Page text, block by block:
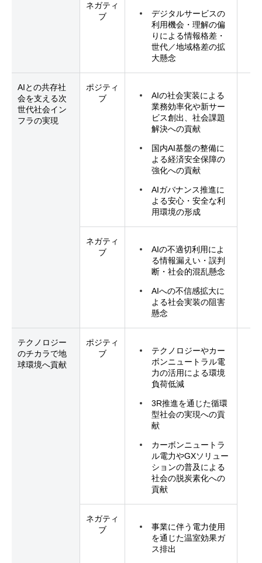
ネガティ
ブ
デジタルサービスの
利用機会・理解の偏
りによる情報格差・
世代／地域格差の拡
大懸念
AIとの共存社
会を支える次
世代社会イン
フラの実現
ポジティ
ブ
AIの社会実装による
業務効率化や新サー
ビス創出、社会課題
解決への貢献
国内AI基盤の整備に
よる経済安全保障の
強化への貢献
AIガバナンス推進に
よる安心・安全な利
用環境の形成
ネガティ
ブ
AIの不適切利用によ
る情報漏えい・誤判
断・社会的混乱懸念
AIへの不信感拡大に
よる社会実装の阻害
懸念
テクノロジー
のチカラで地
球環境へ貢献
ポジティ
ブ
テクノロジーやカー
ボンニュートラル電
力の活用による環境
負荷低減
3R推進を通じた循環
型社会の実現への貢
献
カーボンニュートラ
ル電力やGXソリュー
ションの普及による
社会の脱炭素化への
貢献
ネガティ
ブ
事業に伴う電力使用
を通じた温室効果ガ
ス排出